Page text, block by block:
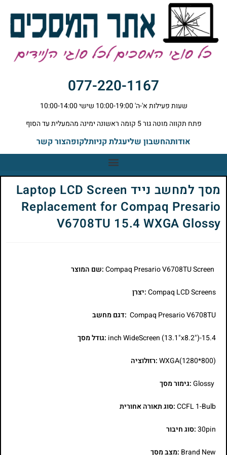
077-220-1167
שעות פעילות א'-ה' 10:00-19:00 שישי 10:00-14:00
פתח תקווה מוטה גור 5 קומה ראשונה ימינה מהמעלית עד הסוף
אודותהחשבון שליעגלת קניותלקופהצור קשר
מסך למחשב נייד Laptop LCD Screen
Replacement for Compaq Presario
V6708TU 15.4 WXGA Glossy
:שם המוצר
Compaq LCD Screens:יצרן
Compaq Presario V6708TU :דגם מחשב
15.4-inch WideScreen (13.1"x8.2") :גודל מסך
WXGA(1280*800):רזולוציה
Glossy:גימור מסך
CCFL 1-Bulb:סוג תאורה אחורית
30pin:סוג חיבור
Brand New :מצב מסך